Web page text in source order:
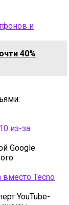
и
40%
из-за
Google
вместо Tecno
YouTube-